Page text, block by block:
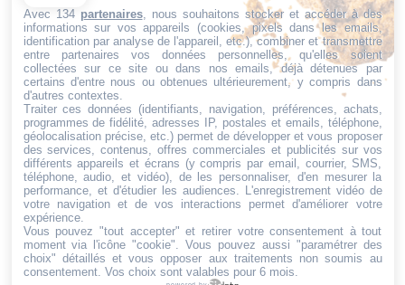
Trouvez ce qu'il vous faut,
au bon endroit
de vente
Politique de
cookies
Politique de
confidentialité
Mentions
légales
Conditions de
retour et de
remboursement
Droit de
rétractation
Email:
dt@sasbms.fr
Avec 134 partenaires, nous souhaitons stocker et accéder à des
informations sur vos appareils (cookies, pixels dans les emails,
identification par analyse de l'appareil, etc.), combiner et transmettre
entre partenaires vos données personnelles, qu'elles soient
collectées sur ce site ou dans nos emails, déjà détenues par
certains d'entre nous ou obtenues ultérieurement, y compris dans
d'autres contextes.
Traiter ces données (identifiants, navigation, préférences, achats,
programmes de fidélité, adresses IP, postales et emails, téléphone,
géolocalisation précise, etc.) permet de développer et vous proposer
des services, contenus, offres commerciales et publicités sur vos
différents appareils et écrans (y compris par email, courrier, SMS,
téléphone, audio, et vidéo), de les personnaliser, d'en mesurer la
performance, et d'étudier les audiences. L'enregistrement vidéo de
votre navigation et de vos interactions permet d'améliorer votre
expérience.
Vous pouvez "tout accepter" et retirer votre consentement à tout
moment via l'icône "cookie" . Vous pouvez aussi "paramétrer des
choix" détaillés et vous opposer aux traitements non soumis au
consentement. Vos choix sont valables pour 6 mois.